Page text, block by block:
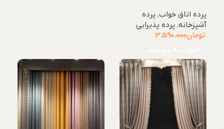
پرده اتاق خواب, پرده
آشپزخانه, پرده پذیرایی
تومان3.590.000
افزودن به سبد خرید